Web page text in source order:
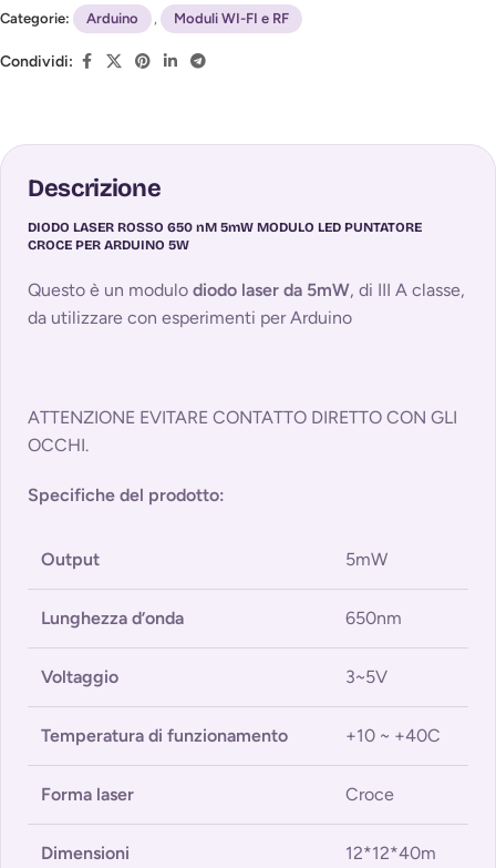
Categorie:
Arduino , Moduli WI-FI e RF
Condividi:
Descrizione
DIODO LASER ROSSO 650 nM 5mW MODULO LED PUNTATORE
CROCE PER ARDUINO 5W
Questo è un modulo diodo laser da 5mW, di III A classe,
da utilizzare con esperimenti per Arduino
ATTENZIONE EVITARE CONTATTO DIRETTO CON GLI
OCCHI.
Specifiche del prodotto:
Output 5mW
Lunghezza d’onda 650nm
Voltaggio 3~5V
Temperatura di funzionamento +10 ~ +40C
Forma laser Croce
Dimensioni 12*12*40m